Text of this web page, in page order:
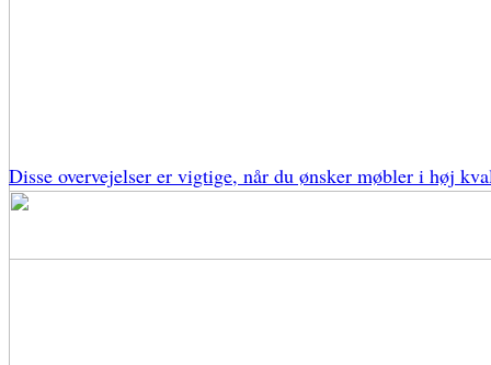
Disse overvejelser er vigtige, når du ønsker møbler i høj